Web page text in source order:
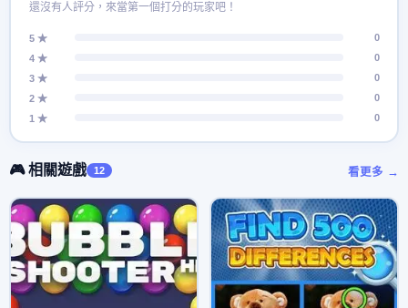
還沒有人評分，來當第一個打分的玩家吧！
5 ★
0
4 ★
0
3 ★
0
2 ★
0
1 ★
0
🎮 相關遊戲 12 看更多 →